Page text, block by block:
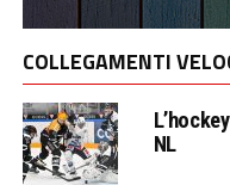
COLLEGAMENTI
NL